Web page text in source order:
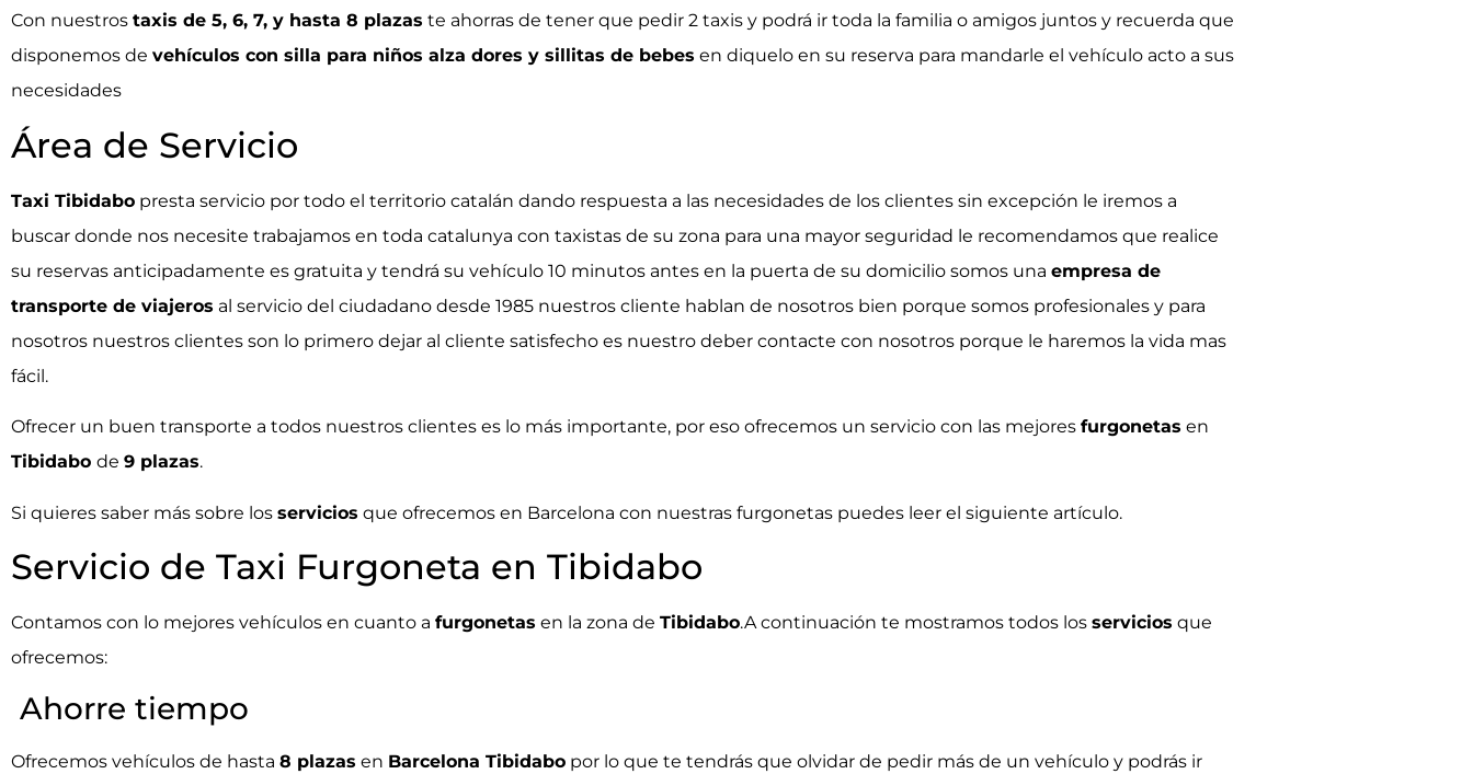
Con nuestros taxis de 5, 6, 7, y hasta 8 plazas te ahorras de tener que pedir 2 taxis y podrá ir toda la familia o amigos juntos y recuerda que
disponemos de vehículos con silla para niños alza dores y sillitas de bebes en diquelo en su reserva para mandarle el vehículo acto a sus
necesidades
Área de Servicio
Taxi Tibidabo presta servicio por todo el territorio catalán dando respuesta a las necesidades de los clientes sin excepción le iremos a
buscar donde nos necesite trabajamos en toda catalunya con taxistas de su zona para una mayor seguridad le recomendamos que realice
su reservas anticipadamente es gratuita y tendrá su vehículo 10 minutos antes en la puerta de su domicilio somos una empresa de
transporte de viajeros al servicio del ciudadano desde 1985 nuestros cliente hablan de nosotros bien porque somos profesionales y para
nosotros nuestros clientes son lo primero dejar al cliente satisfecho es nuestro deber contacte con nosotros porque le haremos la vida mas
fácil.
Ofrecer un buen transporte a todos nuestros clientes es lo más importante, por eso ofrecemos un servicio con las mejores furgonetas en
Tibidabo de 9 plazas.
Si quieres saber más sobre los servicios que ofrecemos en Barcelona con nuestras furgonetas puedes leer el siguiente artículo.
Servicio de Taxi Furgoneta en Tibidabo
Contamos con lo mejores vehículos en cuanto a furgonetas en la zona de Tibidabo.A continuación te mostramos todos los servicios que
ofrecemos:
Ahorre tiempo
Ofrecemos vehículos de hasta 8 plazas en Barcelona Tibidabo por lo que te tendrás que olvidar de pedir más de un vehículo y podrás ir